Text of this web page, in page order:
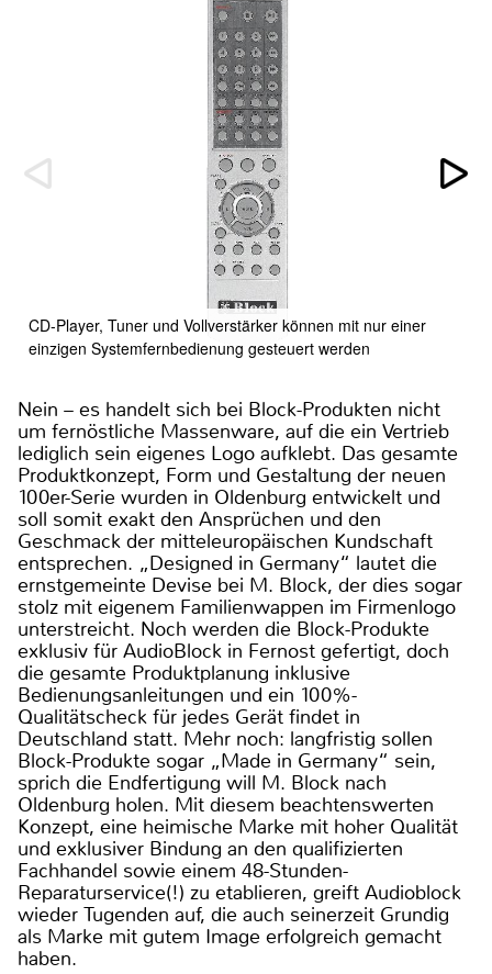
CD-Player, Tuner und Vollverstärker können mit nur einer
einzigen Systemfernbedienung gesteuert werden
Nein – es handelt sich bei Block-Produkten nicht
um fernöstliche Massenware, auf die ein Vertrieb
lediglich sein eigenes Logo aufklebt. Das gesamte
Produktkonzept, Form und Gestaltung der neuen
100er-Serie wurden in Oldenburg entwickelt und
soll somit exakt den Ansprüchen und den
Geschmack der mitteleuropäischen Kundschaft
entsprechen. „Designed in Germany“ lautet die
ernstgemeinte Devise bei M. Block, der dies sogar
stolz mit eigenem Familienwappen im Firmenlogo
unterstreicht. Noch werden die Block-Produkte
exklusiv für AudioBlock in Fernost gefertigt, doch
die gesamte Produktplanung inklusive
Bedienungsanleitungen und ein 100%-
Qualitätscheck für jedes Gerät findet in
Deutschland statt. Mehr noch: langfristig sollen
Block-Produkte sogar „Made in Germany“ sein,
sprich die Endfertigung will M. Block nach
Oldenburg holen. Mit diesem beachtenswerten
Konzept, eine heimische Marke mit hoher Qualität
und exklusiver Bindung an den qualifizierten
Fachhandel sowie einem 48-Stunden-
Reparaturservice(!) zu etablieren, greift Audioblock
wieder Tugenden auf, die auch seinerzeit Grundig
als Marke mit gutem Image erfolgreich gemacht
haben.